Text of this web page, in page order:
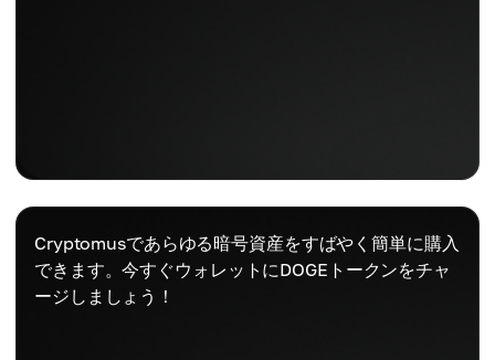
Cryptomusであらゆる暗号資産をすばやく簡単に購入
できます。今すぐウォレットにDOGEトークンをチャ
ージしましょう！